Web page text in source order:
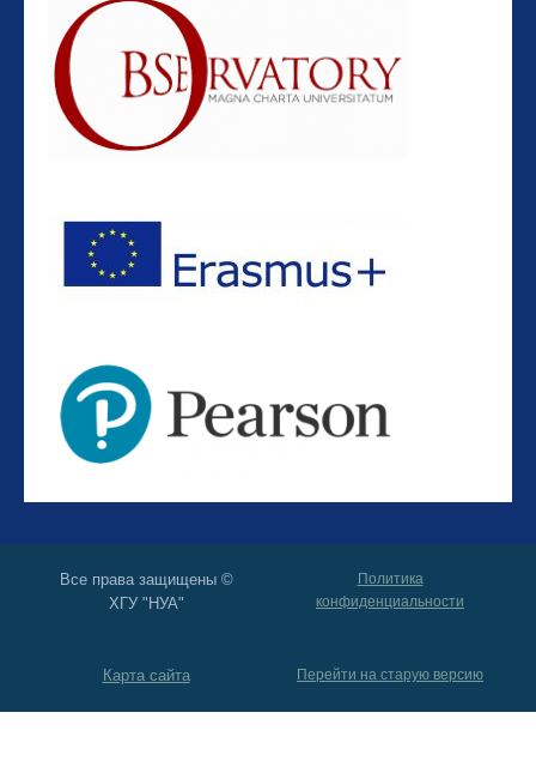
Все права защищены ©
ХГУ "НУА"
Политика
конфиденциальности
Карта сайта Перейти на старую версию